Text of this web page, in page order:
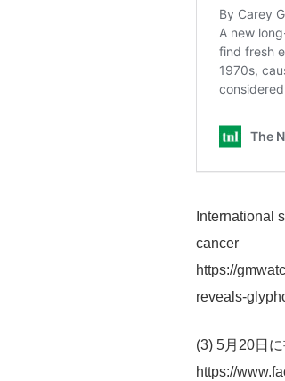
International
cancer
https://
reveals-
(3) 5月20日
https://